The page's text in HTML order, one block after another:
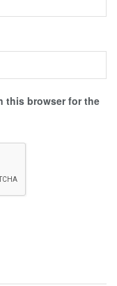
this browser for the